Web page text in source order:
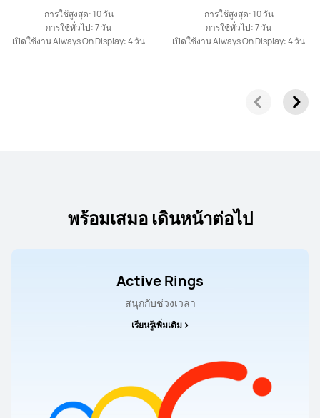
การใช้สูงสุด: 10 วัน
การใช้ทั่วไป: 7 วัน
เปิดใช้งาน Always On Display: 4 วัน
การใช้สูงสุด: 10 วัน
การใช้ทั่วไป: 7 วัน
เปิดใช้งาน Always On Display: 4 วัน
พร้อมเสมอ เดินหน้าต่อไป
Active Rings
สนุกกับช่วงเวลา
เรียนรู้เพิ่มเติม